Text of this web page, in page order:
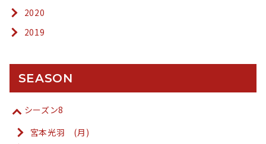
2020
2019
SEASON
シーズン8
宮本光羽 (月)